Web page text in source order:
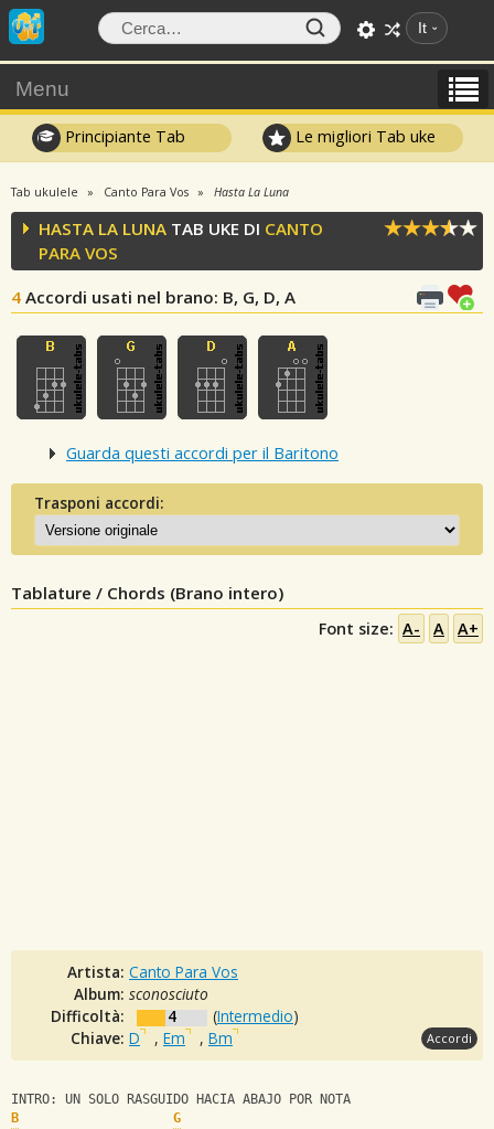
It
Menu
Principiante Tab Le migliori Tab uke
Tab ukulele Canto Para Vos Hasta La Luna
HASTA LA LUNA TAB UKE DI CANTO
PARA VOS
4 Accordi usati nel brano: B, G, D, A
Guarda questi accordi per il Baritono
Trasponi accordi:
Tablature / Chords (Brano intero)
Font size: A- A A+
Artista: Canto Para Vos
Album: sconosciuto
Difficoltà:
4 (Intermedio)
Chiave: D , Em , Bm Accordi
INTRO: UN SOLO RASGUIDO HACIA ABAJO POR NOTA
B
G